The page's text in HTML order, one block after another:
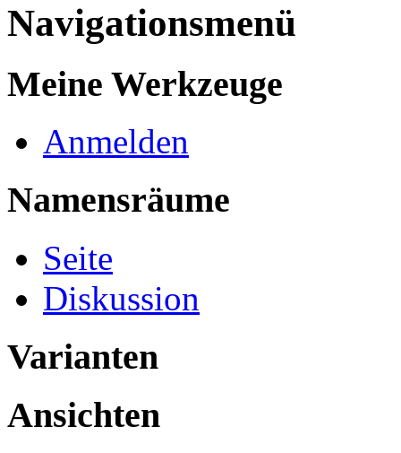
Navigationsmenü
Meine Werkzeuge
Anmelden
Namensräume
Seite
Diskussion
Varianten
Ansichten